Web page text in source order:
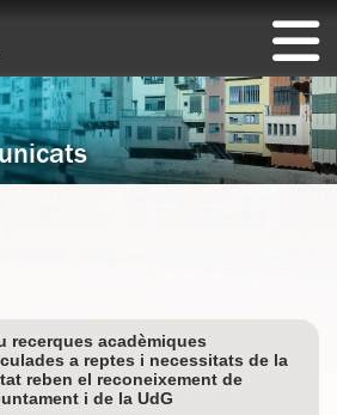
recerques acadèmiques
a reptes i necessitats de la
reben el reconeixement de
i de la UdG